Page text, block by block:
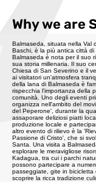
Why we are
Balmaseda, situata nella Val
Baschi, è la più antica città
Balmaseda è nota per il suo
sua storia millenaria. Il suo
Chiesa di San Severino e il
ai visitatori un'atmosfera
della lana di Balmaseda è
rispecchia l'importanza della
comunità. Uno degli eventi
organizza nell'ambito del
del Peperone', durante la
assaporare deliziosi piatti
produzione locale e
altro evento di rilievo è la
Passione di Cristo', che si
Santa. Una visita a
esplorare le meravigliose
Kadagua, tra cui i parchi
possono partecipare a
passeggiate, gite in
scoprire la ricca tradizione